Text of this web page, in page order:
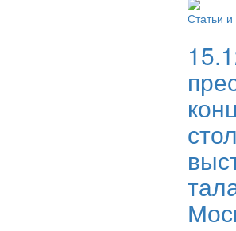
Статьи